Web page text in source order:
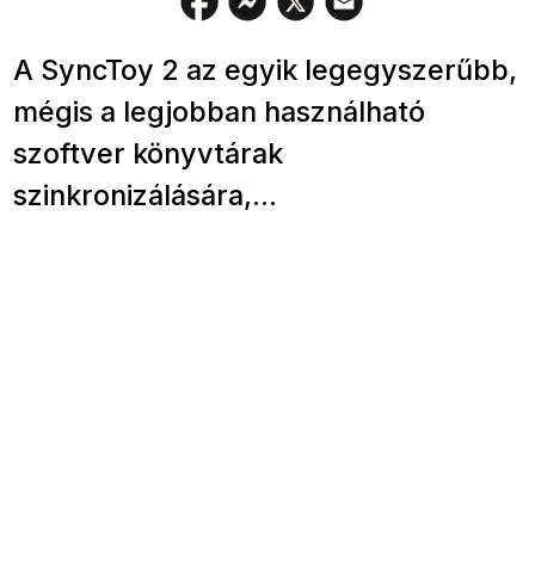
A SyncToy 2 az egyik legegyszerűbb,
mégis a legjobban használható
szoftver könyvtárak
szinkronizálására,...